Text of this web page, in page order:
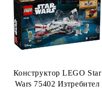
Конструктор LEGO Star
Wars 75402 Изтребител